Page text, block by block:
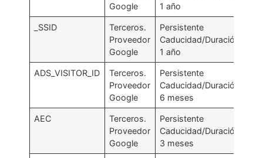
Google
1 año
_SSID
Terceros.
Proveedor
Google
Persistente
Caducidad/Duración:
1 año
ADS_VISITOR_ID
Terceros.
Proveedor
Google
Persistente
Caducidad/Duración:
6 meses
AEC
Terceros.
Proveedor
Google
Persistente
Caducidad/Duración:
3 meses